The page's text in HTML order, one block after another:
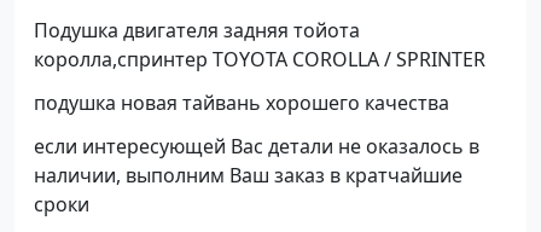
Подушка двигателя задняя тойота
королла,спринтер TOYOTA COROLLA / SPRINTER
подушка новая тайвань хорошего качества
если интересующей Вас детали не оказалось в
наличии, выполним Ваш заказ в кратчайшие
сроки